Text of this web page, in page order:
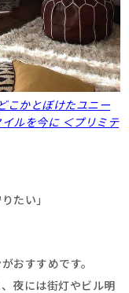
こかとぼけたユニー
ルを今に ＜プリミテ
たい」
おすすめです。
夜には街灯やビル明